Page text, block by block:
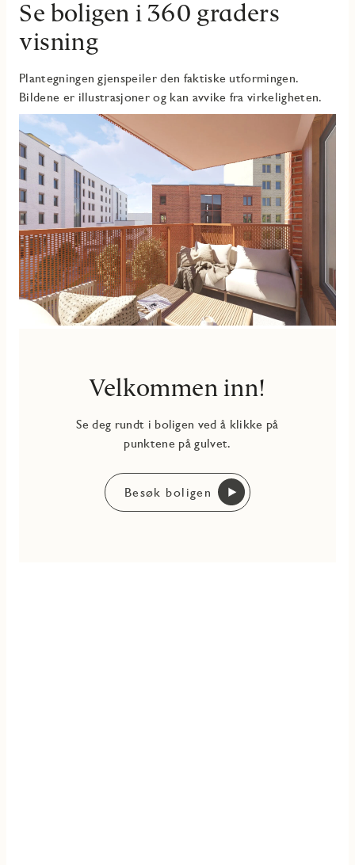
Se boligen i 360 graders
visning
Plantegningen gjenspeiler den faktiske utformingen.
Bildene er illustrasjoner og kan avvike fra virkeligheten.
Velkommen inn!
Se deg rundt i boligen ved å klikke på
punktene på gulvet.
Besøk boligen